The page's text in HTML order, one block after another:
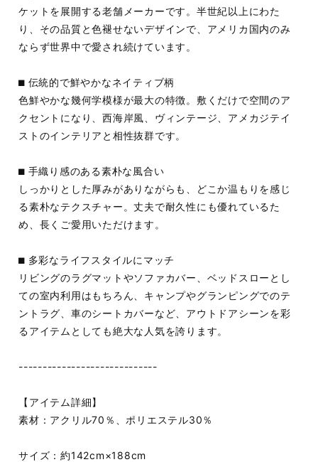
ケットを展開する老舗メーカーです。半世紀以上にわた
り、その品質と色褪せないデザインで、アメリカ国内のみ
ならず世界中で愛され続けています。
⬛︎ 伝統的で鮮やかなネイティブ柄
色鮮やかな幾何学模様が最大の特徴。敷くだけで空間のア
クセントになり、西海岸風、ヴィンテージ、アメカジテイ
ストのインテリアと相性抜群です。
⬛︎ 手織り感のある素朴な風合い
しっかりとした厚みがありながらも、どこか温もりを感じ
る素朴なテクスチャー。丈夫で耐久性にも優れているた
め、長くご愛用いただけます。
⬛︎ 多彩なライフスタイルにマッチ
リビングのラグマットやソファカバー、ベッドスローとし
ての室内利用はもちろん、キャンプやグランピングでのテ
ントラグ、車のシートカバーなど、アウトドアシーンを彩
るアイテムとしても絶大な人気を誇ります。
-----------------------------
【アイテム詳細】
素材：アクリル70％、ポリエステル30％
サイズ：約142cm×188cm